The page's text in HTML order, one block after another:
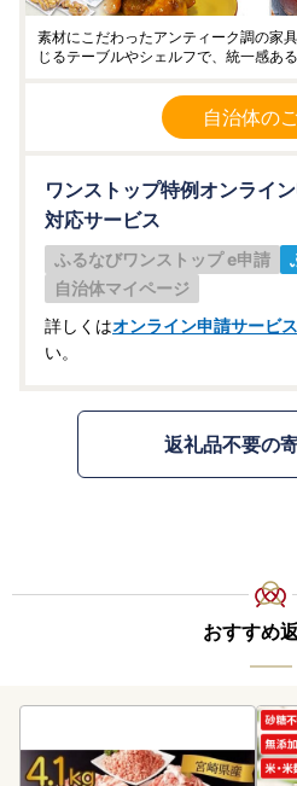
素材にこだわったアンティーク調の家
じるテーブルやシェルフで、統一感あ
自治体の
ワンストップ特例オンライ
対応サービス
ふるなびワンストップ e申請
自治体マイページ
詳しくはオンライン申請サービ
い。
返礼品不要の
おすすめ